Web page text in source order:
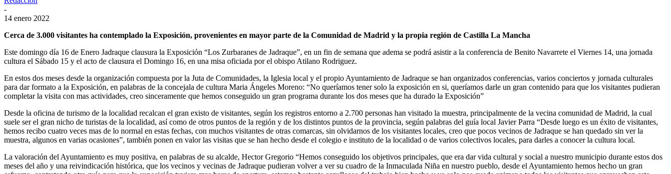
-
14 enero 2022
Cerca de 3.000 visitantes ha contemplado la Exposición, provenientes en mayor parte de la Comunidad de Madrid y la propia región de Castilla La Mancha
Este domingo día 16 de Enero Jadraque clausura la Exposición “Los Zurbaranes de Jadraque”, en un fin de semana que adema se podrá asistir a la conferencia de Benito Navarrete el Viernes 14, una jornada
cultura el Sábado 15 y el acto de clausura el Domingo 16, en una misa oficiada por el obispo Atilano Rodriguez.
En estos dos meses desde la organización compuesta por la Juta de Comunidades, la Iglesia local y el propio Ayuntamiento de Jadraque se han organizados conferencias, varios conciertos y jornada culturales
para dar formato a la Exposición, en palabras de la concejala de cultura Maria Ángeles Moreno: “No queríamos tener solo la exposición en si, queríamos darle un gran contenido para que los visitantes pudieran
completar la visita con mas actividades, creo sinceramente que hemos conseguido un gran programa durante los dos meses que ha durado la Exposición”
Desde la oficina de turismo de la localidad recalcan el gran existo de visitantes, según los registros entorno a 2.700 personas han visitado la muestra, principalmente de la vecina comunidad de Madrid, la cual
suele ser el gran nicho de turistas de la localidad, así como de otros puntos de la región y de los distintos puntos de la provincia, según palabras del guía local Javier Parra “Desde luego es un éxito de visitantes,
hemos recibo cuatro veces mas de lo normal en estas fechas, con muchos visitantes de otras comarcas, sin olvidarnos de los visitantes locales, creo que pocos vecinos de Jadraque se han quedado sin ver la
muestra, algunos en varias ocasiones”, también ponen en valor las visitas que se han hecho desde el colegio e instituto de la localidad o de varios colectivos locales, para darles a conocer la cultura local.
La valoración del Ayuntamiento es muy positiva, en palabras de su alcalde, Hector Gregorio “Hemos conseguido los objetivos principales, que era dar vida cultural y social a nuestro municipio durante estos dos
meses del año y una reivindicación histórica, que los vecinos y vecinas de Jadraque pudieran volver a ver su cuadro de la Inmaculada Niña en nuestro pueblo, desde el Ayuntamiento hemos hecho un gran